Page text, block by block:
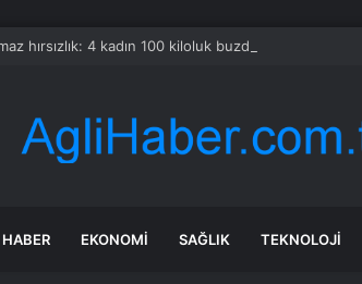
hırsızlık: 4 kadın 100 kiloluk buzdolabını böyle çaldı
HABER EKONOMI SAĞLIK TEKNOLOJI